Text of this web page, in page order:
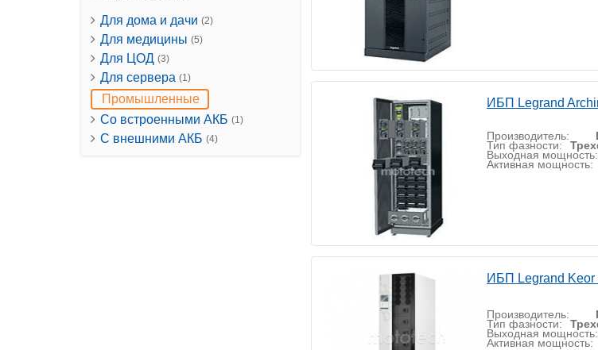
Для дома и дачи (2)
Для медицины (5)
Для ЦОД (3)
Для сервера (1)
Промышленные
Со встроенными АКБ (1)
С внешними АКБ (4)
ИБП Legrand
Производитель:
Тип фазности:
Выходная мощность:
Активная мощность:
ИБП Legrand Keor
Производитель:
Тип фазности:
Выходная мощность:
Активная мощность: